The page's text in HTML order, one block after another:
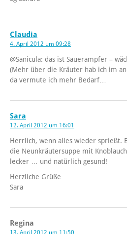
Claudia
4. April 2012 um 09:28
@Sanicula: das ist Sauerampfer –
(Mehr über die Kräuter hab ich im
da vermute ich mehr Bedarf…
Sara
12. April 2012 um 16:01
Herrlich, wenn alles wieder sprießt.
die Neunkräutersuppe mit
lecker … und natürlich gesund!
Herzliche Grüße
Sara
Regina
13. April 2012 um 11:50